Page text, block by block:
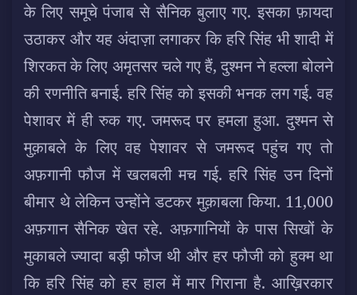
के लिए समूचे पंजाब से सैनिक बुलाए गए. इसका फ़ायदा
उठाकर और यह अंदाज़ा लगाकर कि हरि सिंह भी शादी में
शिरकत के लिए अमृतसर चले गए हैं, दुश्मन ने हल्ला बोलने
की रणनीति बनाई. हरि सिंह को इसकी भनक लग गई. वह
पेशावर में ही रुक गए. जमरूद पर हमला हुआ. दुश्मन से
मुक़ाबले के लिए वह पेशावर से जमरूद पहुंच गए तो
अफ़गानी फौज में खलबली मच गई. हरि सिंह उन दिनों
बीमार थे लेकिन उन्होंने डटकर मुक़ाबला किया. 11,000
अफ़गान सैनिक खेत रहे. अफ़गानियों के पास सिखों के
मुकाबले ज्यादा बड़ी फौज थी और हर फौजी को हुक्म था
कि हरि सिंह को हर हाल में मार गिराना है. आख़िरकार